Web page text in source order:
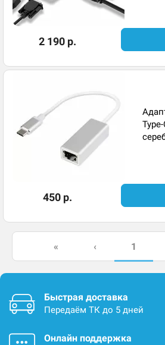
2 190 р.
450 р.
« ‹ 1
Быстрая доставка
Передаём ТК до 5 дней
Онлайн поддержка